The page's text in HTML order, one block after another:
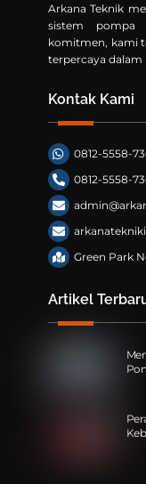
Arkana Teknik
sistem pompa
komitmen, kami
terpercaya dalam
Kontak Kami
0812-5558-
0812-5558-
Green Park
Artikel